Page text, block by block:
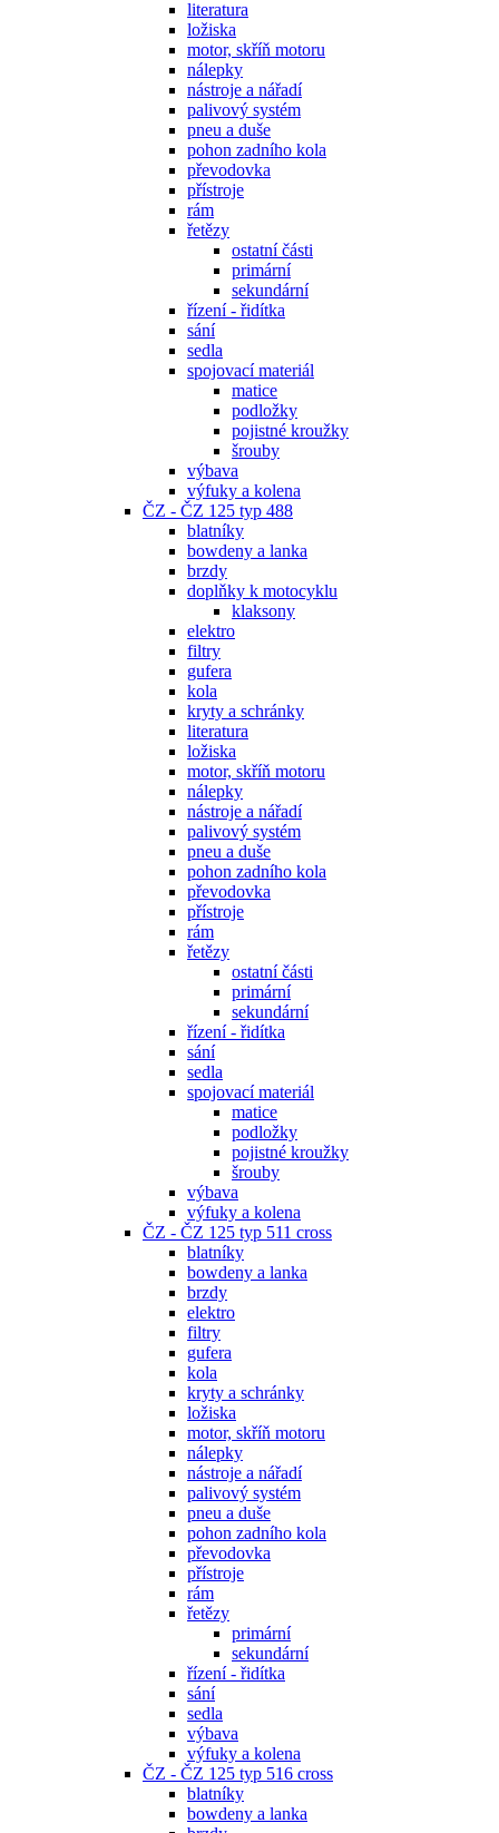
literatura
ložiska
motor, skříň motoru
nálepky
nástroje a nářadí
palivový systém
pneu a duše
pohon zadního kola
převodovka
přístroje
rám
řetězy
ostatní části
primární
sekundární
řízení - řidítka
sání
sedla
spojovací materiál
matice
podložky
pojistné kroužky
šrouby
výbava
výfuky a kolena
ČZ - ČZ 125 typ 488
blatníky
bowdeny a lanka
brzdy
doplňky k motocyklu
klaksony
elektro
filtry
gufera
kola
kryty a schránky
literatura
ložiska
motor, skříň motoru
nálepky
nástroje a nářadí
palivový systém
pneu a duše
pohon zadního kola
převodovka
přístroje
rám
řetězy
ostatní části
primární
sekundární
řízení - řidítka
sání
sedla
spojovací materiál
matice
podložky
pojistné kroužky
šrouby
výbava
výfuky a kolena
ČZ - ČZ 125 typ 511 cross
blatníky
bowdeny a lanka
brzdy
elektro
filtry
gufera
kola
kryty a schránky
ložiska
motor, skříň motoru
nálepky
nástroje a nářadí
palivový systém
pneu a duše
pohon zadního kola
převodovka
přístroje
rám
řetězy
primární
sekundární
řízení - řidítka
sání
sedla
výbava
výfuky a kolena
ČZ - ČZ 125 typ 516 cross
blatníky
bowdeny a lanka